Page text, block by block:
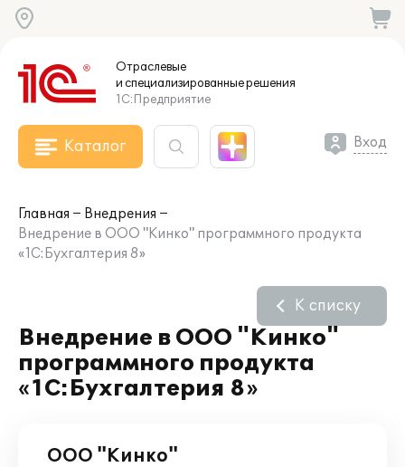
Отраслевые
и специализированныерешения
1С:Предприятие
Каталог Вход
Главная
Внедрения
Внедрение в ООО "Кинко" программного продукта
«1С:Бухгалтерия 8»
Внедрение в ООО "Кинко"
программного продукта
«1С:Бухгалтерия 8»
К списку
ООО "Кинко"